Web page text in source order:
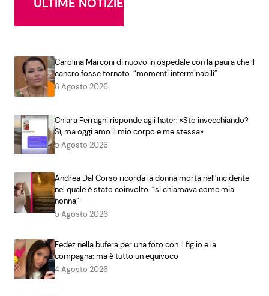
Carolina Marconi di nuovo in ospedale con la paura che il
cancro fosse tornato: “momenti interminabili”
6 Agosto 2026
Chiara Ferragni risponde agli hater: «Sto invecchiando?
Sì, ma oggi amo il mio corpo e me stessa»
5 Agosto 2026
Andrea Dal Corso ricorda la donna morta nell’incidente
nel quale è stato coinvolto: “si chiamava come mia
nonna”
5 Agosto 2026
Fedez nella bufera per una foto con il figlio e la
compagna: ma è tutto un equivoco
4 Agosto 2026